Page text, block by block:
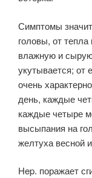
Симптомы
головы, от
влажную и сырую
укутывается;
очень
день, каждые
каждые четыре
высыпания на
желтуха весной
Hep. поражает